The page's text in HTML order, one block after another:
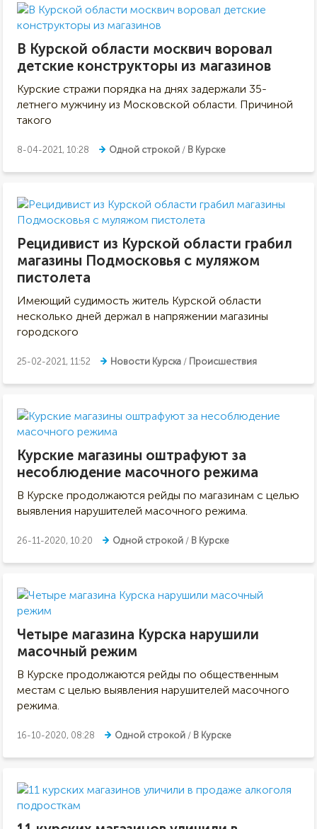
В Курской области москвич воровал
детские конструкторы из магазинов
Курские стражи порядка на днях задержали 35-
летнего мужчину из Московской области. Причиной
такого
8-04-2021, 10:28 Одной строкой / В Курске
Рецидивист из Курской области грабил
магазины Подмосковья с муляжом
пистолета
Имеющий судимость житель Курской области
несколько дней держал в напряжении магазины
городского
25-02-2021, 11:52 Новости Курска / Происшествия
Курские магазины оштрафуют за
несоблюдение масочного режима
В Курске продолжаются рейды по магазинам с целью
выявления нарушителей масочного режима.
26-11-2020, 10:20 Одной строкой / В Курске
Четыре магазина Курска нарушили
масочный режим
В Курске продолжаются рейды по общественным
местам с целью выявления нарушителей масочного
режима.
16-10-2020, 08:28 Одной строкой / В Курске